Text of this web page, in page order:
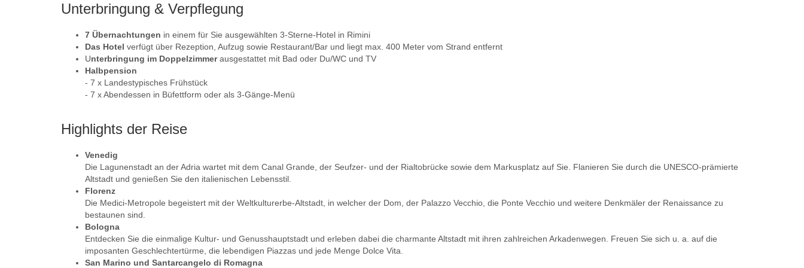
Unterbringung & Verpflegung
7 Übernachtungen in einem für Sie ausgewählten 3-Sterne-Hotel in Rimini
Das Hotel verfügt über Rezeption, Aufzug sowie Restaurant/Bar und liegt max. 400 Meter vom Strand entfernt
Unterbringung im Doppelzimmerausgestattet mit Bad oder Du/WC und TV
Halbpension
- 7 x Landestypisches Frühstück
- 7 x Abendessen in Büfettform oder als 3-Gänge-Menü
Highlights der Reise
Venedig
Die Lagunenstadt an der Adria wartet mit dem Canal Grande, der Seufzer- und der Rialtobrücke sowie dem Markusplatz auf Sie. Flanieren Sie durch die UNESCO-prämierte
Altstadt und genießen Sie den italienischen Lebensstil.
Florenz
Die Medici-Metropole begeistert mit der Weltkulturerbe-Altstadt, in welcher der Dom, der Palazzo Vecchio, die ­Ponte Vecchio und weitere Denkmäler der ­Renaissance zu
bestaunen sind.
Bologna
Entdecken Sie die einmalige Kultur- und Genusshauptstadt und erleben dabei die charmante Altstadt mit ihren zahlreichen Arkadenwegen. Freuen Sie sich u. a. auf die
imposanten Geschlechtertürme, die lebendigen Piazzas und jede Menge Dolce Vita.
San Marino und Santarcangelo di Romagna